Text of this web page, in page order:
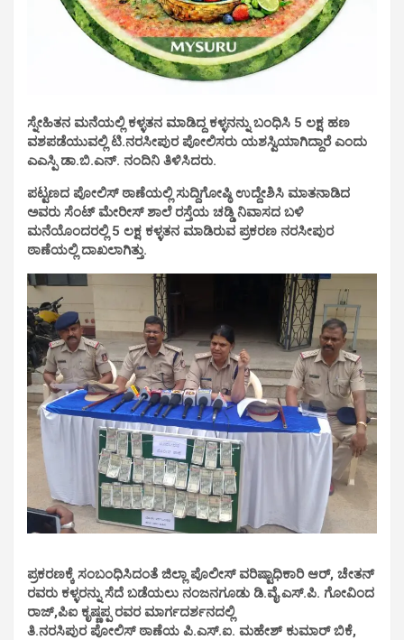
ಸ್ನೇಹಿತನ ಮನೆಯಲ್ಲಿ ಕಳ್ಳತನ ಮಾಡಿದ್ದ ಕಳ್ಳನನ್ನು ಬಂಧಿಸಿ 5 ಲಕ್ಷ ಹಣ
ವಶಪಡೆಯುವಲ್ಲಿ ಟಿ.ನರಸೀಪುರ ಪೋಲಿಸರು ಯಶಸ್ವಿಯಾಗಿದ್ದಾರೆ ಎಂದು
ಎಎಸ್ಪಿ ಡಾ.ಬಿ.ಎನ್. ನಂದಿನಿ ತಿಳಿಸಿದರು.
ಪಟ್ಟಣದ ಪೋಲಿಸ್ ಠಾಣೆಯಲ್ಲಿ ಸುದ್ದಿಗೋಷ್ಠಿ ಉದ್ದೇಶಿಸಿ ಮಾತನಾಡಿದ
ಅವರು ಸೆಂಟ್ ಮೇರೀಸ್ ಶಾಲೆ ರಸ್ತೆಯ ಚಡ್ಡಿ ನಿವಾಸದ ಬಳಿ
ಮನೆಯೊಂದರಲ್ಲಿ 5 ಲಕ್ಷ ಕಳ್ಳತನ ಮಾಡಿರುವ ಪ್ರಕರಣ ನರಸೀಪುರ
ಠಾಣೆಯಲ್ಲಿ ದಾಖಲಾಗಿತ್ತು.
ಪ್ರಕರಣಕ್ಕೆ ಸಂಬಂಧಿಸಿದಂತೆ ಜಿಲ್ಲಾ ಪೊಲೀಸ್ ವರಿಷ್ಟಾಧಿಕಾರಿ ಆರ್, ಚೇತನ್
ರವರು ಕಳ್ಳರನ್ನು ಸೆದೆ ಬಡೆಯಲು ನಂಜನಗೂಡು ಡಿ.ವೈ.ಎಸ್.ಪಿ. ಗೋವಿಂದ
ರಾಜ್,ಪಿಐ ಕೃಷ್ಣಪ್ಪ ರವರ ಮಾರ್ಗದರ್ಶನದಲ್ಲಿ
ತಿ.ನರಸಿಪುರ ಪೋಲಿಸ್ ಠಾಣೆಯ ಪಿ.ಎಸ್.ಐ. ಮಹೇಶ್ ಕುಮಾರ್ ಬಿಕೆ,